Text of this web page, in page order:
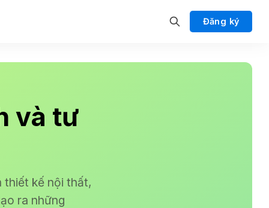
Đăng ký
và tư
thiết kế nội thất,
ra những